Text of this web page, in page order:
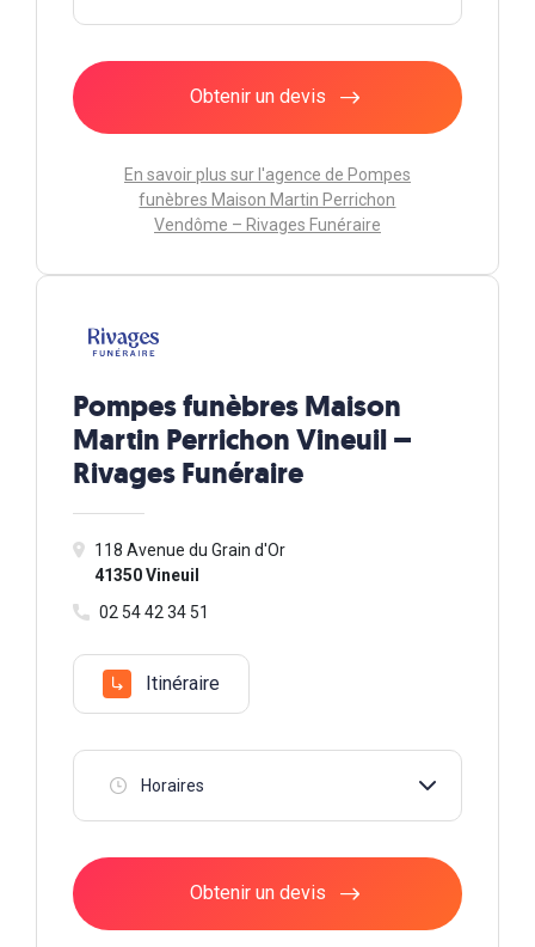
Obtenir un devis
En savoir plus sur l'agence de Pompes
funèbres Maison Martin Perrichon
Vendôme – Rivages Funéraire
Pompes funèbres Maison
Martin Perrichon Vineuil –
Rivages Funéraire
118 Avenue du Grain d'Or
41350 Vineuil
02 54 42 34 51
Itinéraire
Horaires
Obtenir un devis